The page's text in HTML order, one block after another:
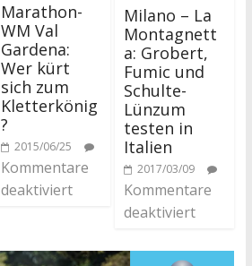
Marathon-
WM Val
Gardena:
Wer kürt
sich zum
Kletterkönig
?
2015/06/25
Kommentare
deaktiviert
Milano – La
Montagnett
a: Grobert,
Fumic und
Schulte-
Lünzum
testen in
Italien
2017/03/09
Kommentare
deaktiviert